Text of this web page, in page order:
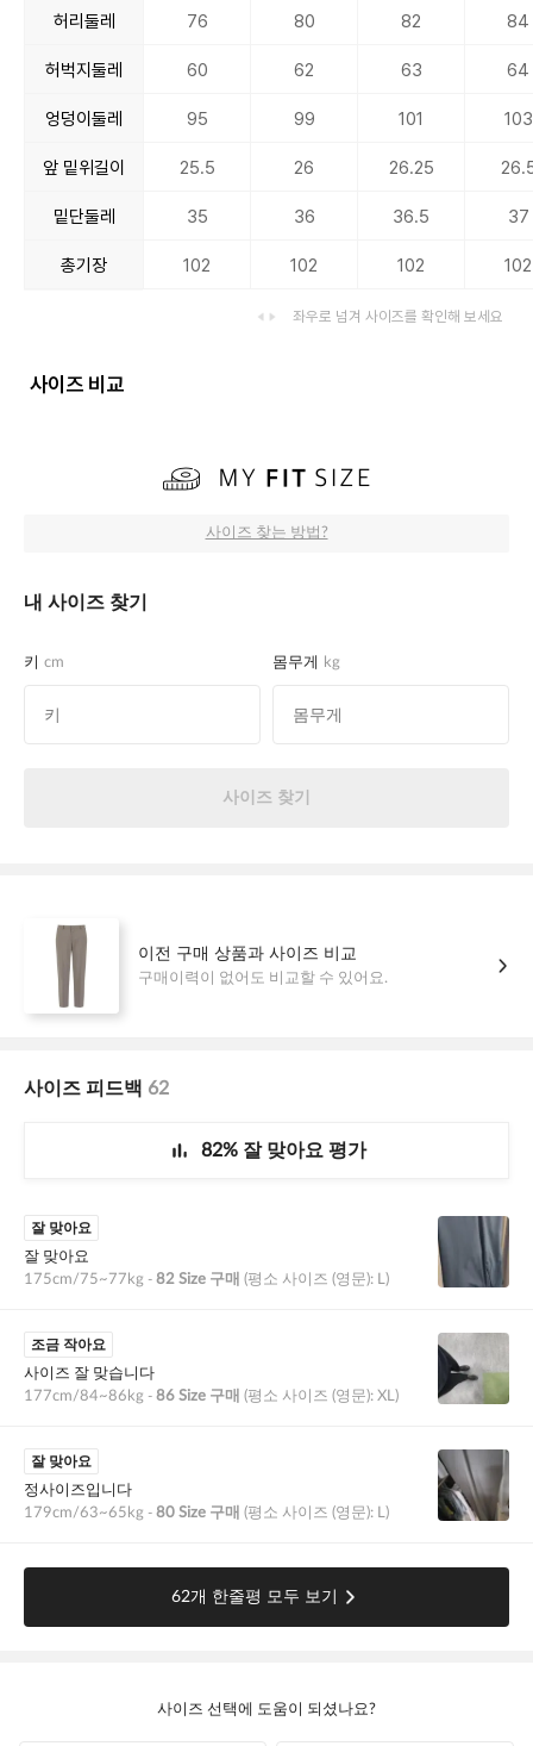
허리둘레 76 80 82 84
허벅지둘레 60 62 63 64
엉덩이둘레 95 99 101 103
앞 밑위길이 25.5 26 26.25
밑단둘레 35 36 36.5 37
총기장 102 102 102 102
좌우로 넘겨 사이즈를 확인해 보세요
사이즈 비교